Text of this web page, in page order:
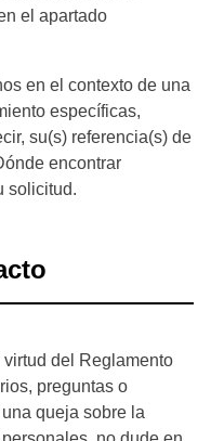
el apartado
en el contexto de una
específicas,
su(s) referencia(s) de
encontrar
solicitud.
del Reglamento
preguntas o
queja sobre la